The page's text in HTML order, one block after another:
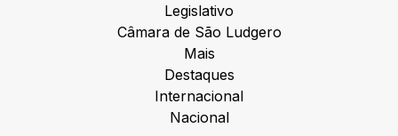
Legislativo
Câmara de São Ludgero
Mais
Destaques
Internacional
Nacional